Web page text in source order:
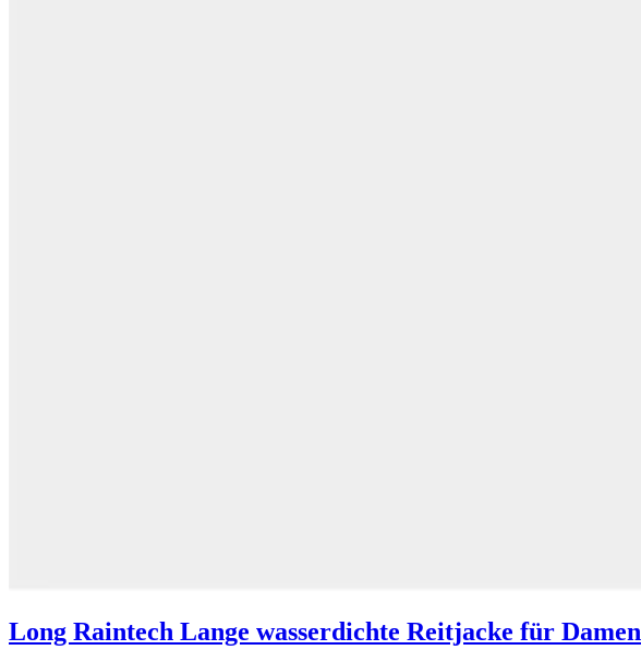
Long Raintech Lange wasserdichte Reitjacke für Damen